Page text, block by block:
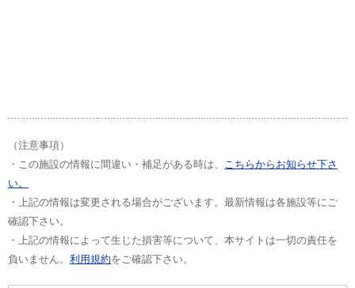
（注意事項）
・この施設の情報に間違い・補足がある時は、
こちらからお知らせ下さ
い。
・上記の情報は変更される場合がございます。最新情報は各施設等にご
確認下さい。
・上記の情報によって生じた損害等について、本サイトは一切の責任を
負いません。 利用規約をご確認下さい。